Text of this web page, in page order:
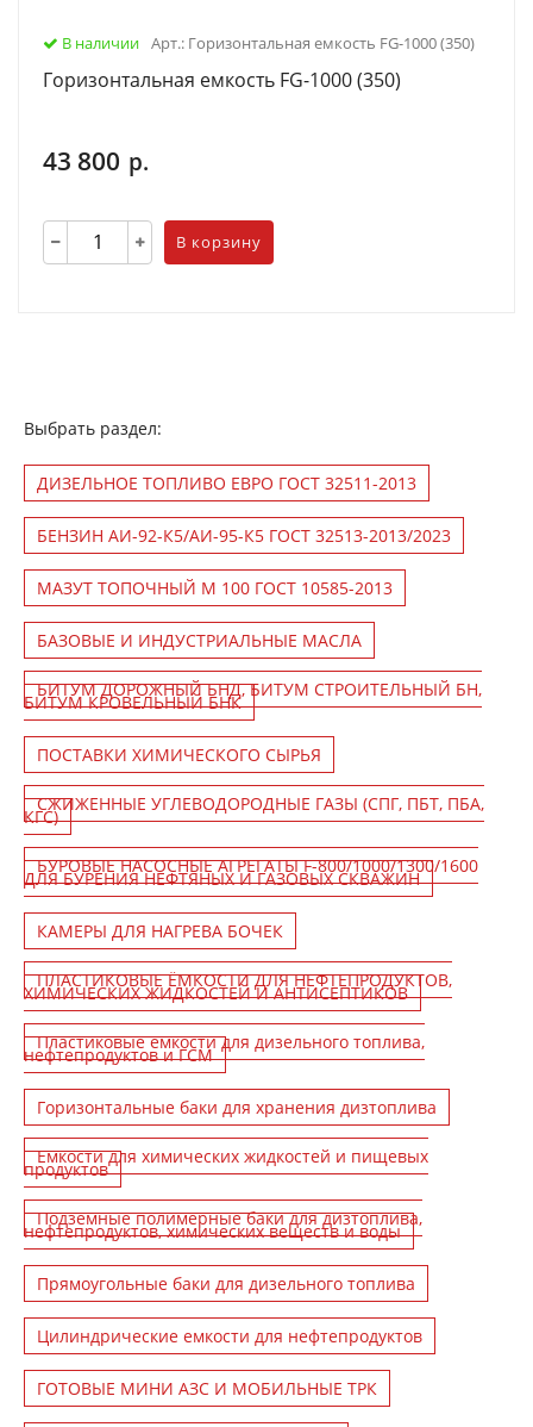
В наличии Арт.: Горизонтальная емкость FG-1000 (350)
Горизонтальная емкость FG-1000 (350)
43 800 р.
В корзину
Выбрать раздел:
ДИЗЕЛЬНОЕ ТОПЛИВО ЕВРО ГОСТ 32511-2013
БЕНЗИН АИ-92-К5/АИ-95-К5 ГОСТ 32513-2013/2023
МАЗУТ ТОПОЧНЫЙ М 100 ГОСТ 10585-2013
БАЗОВЫЕ И ИНДУСТРИАЛЬНЫЕ МАСЛА
БИТУМ ДОРОЖНЫЙ БНД, БИТУМ СТРОИТЕЛЬНЫЙ БН,
БИТУМ КРОВЕЛЬНЫЙ БНК
ПОСТАВКИ ХИМИЧЕСКОГО СЫРЬЯ
СЖИЖЕННЫЕ УГЛЕВОДОРОДНЫЕ ГАЗЫ (СПГ, ПБТ, ПБА,
КГС)
БУРОВЫЕ НАСОСНЫЕ АГРЕГАТЫ F-800/1000/1300/1600
ДЛЯ БУРЕНИЯ НЕФТЯНЫХ И ГАЗОВЫХ СКВАЖИН
КАМЕРЫ ДЛЯ НАГРЕВА БОЧЕК
ПЛАСТИКОВЫЕ ЁМКОСТИ ДЛЯ НЕФТЕПРОДУКТОВ,
ХИМИЧЕСКИХ ЖИДКОСТЕЙ И АНТИСЕПТИКОВ
Пластиковые емкости для дизельного топлива,
нефтепродуктов и ГСМ
Горизонтальные баки для хранения дизтоплива
Емкости для химических жидкостей и пищевых
продуктов
Подземные полимерные баки для дизтоплива,
нефтепродуктов, химических веществ и воды
Прямоугольные баки для дизельного топлива
Цилиндрические емкости для нефтепродуктов
ГОТОВЫЕ МИНИ АЗС И МОБИЛЬНЫЕ ТРК